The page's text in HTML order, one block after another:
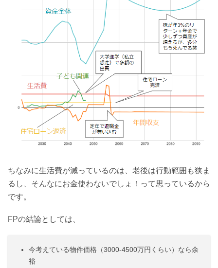
ちなみに生活費が減っているのは、老後は行動範囲も狭ま
るし、そんなにお金使わないでしょ！って思っているから
です。
FPの結論としては、
今考えている物件価格（3000-4500万円くらい）なら余
裕